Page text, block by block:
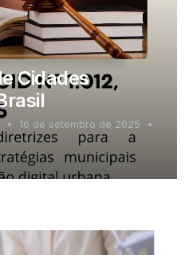
Cidades
16 de setembro de 2025